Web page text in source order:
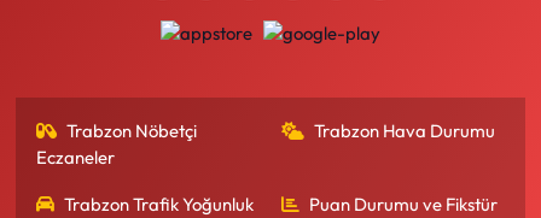
Trabzon Nöbetçi
Eczaneler
Trabzon Hava Durumu
Trabzon Trafik Yoğunluk Puan Durumu ve Fikstür